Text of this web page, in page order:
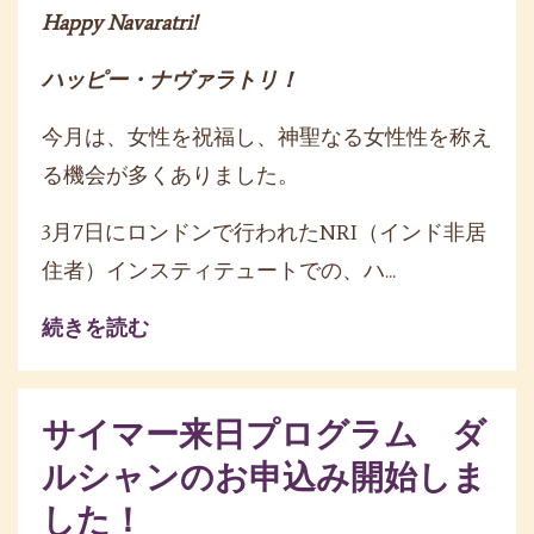
Happy Navaratri!
ハッピー・ナヴァラトリ！
今月は、女性を祝福し、神聖なる女性性を称え
る機会が多くありました。
3月7日にロンドンで行われたNRI（インド非居
住者）インスティテュートでの、ハ...
続きを読む
サイマー来日プログラム ダ
ルシャンのお申込み開始しま
した！